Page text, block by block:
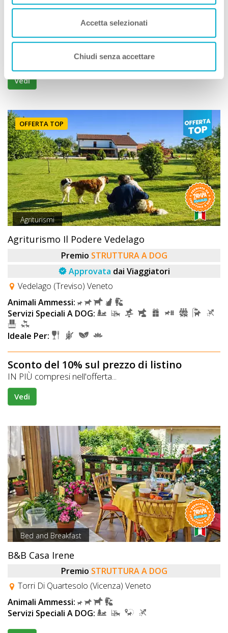
Accetta selezionati
Chiudi senza accettare
PremioSTRUTTURA A DOG
Lamon (Belluno) Veneto
Animali Ammessi:
Servizi Speciali A DOG:
Vedi
OFFERTA TOP
Agriturismi
Agriturismo Il Podere Vedelago
Premio STRUTTURA A DOG
Approvata dai Viaggiatori
Vedelago (Treviso) Veneto
Animali Ammessi:
Servizi Speciali A DOG:
Ideale Per:
Sconto del 10% sul prezzo di listino
IN PIÙ compresi nell'offerta...
Vedi
Bed and Breakfast
B&B Casa Irene
Premio STRUTTURA A DOG
Torri Di Quartesolo (Vicenza) Veneto
Animali Ammessi:
Servizi Speciali A DOG: